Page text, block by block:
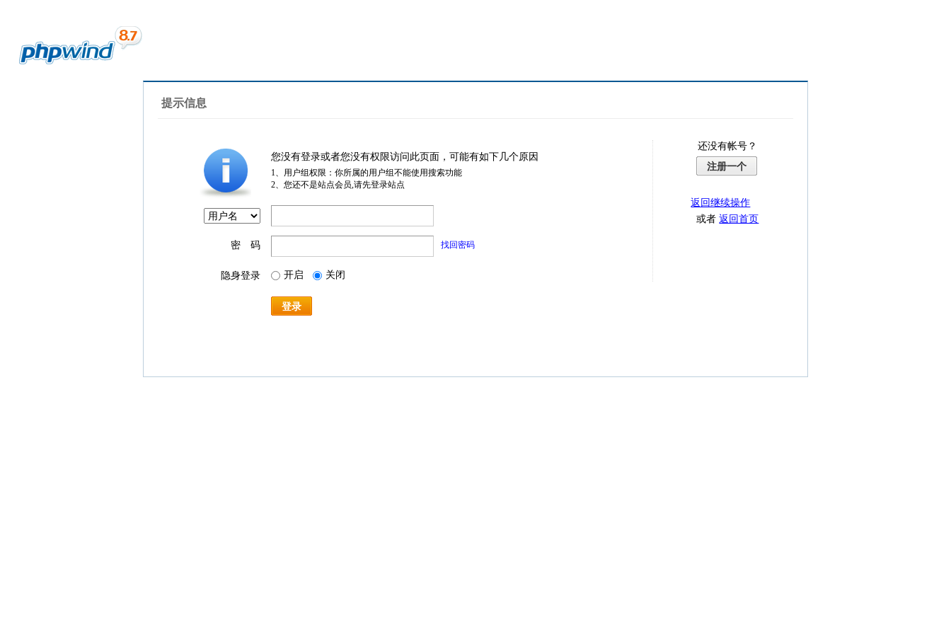
提示信息
您没有登录或者您没有权限访问此页面，可能有如下几个原因
1、用户组权限：你所属的用户组不能使用搜索功能
2、您还不是站点会员,请先登录站点
密 码 找回密码
隐身登录 开启 关闭
登录
还没有帐号？
注册一个
返回继续操作
或者返回首页